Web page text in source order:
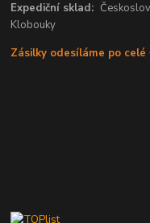
Expediční sklad:
Klobouky
Zásilky odesíláme po celé